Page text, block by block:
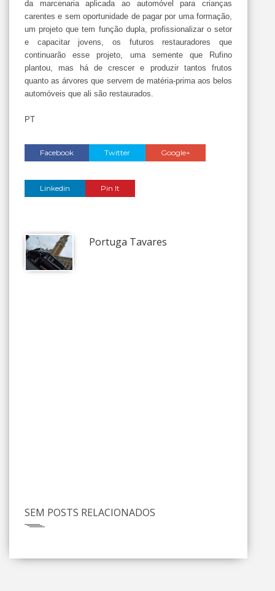
da marcenaria aplicada ao automóvel para crianças
carentes e sem oportunidade de pagar por uma formação,
um projeto que tem função dupla, profissionalizar o setor
e capacitar jovens, os futuros restauradores que
continuarão esse projeto, uma semente que Rufino
plantou, mas há de crescer e produzir tantos frutos
quanto as árvores que servem de matéria-prima aos belos
automóveis que ali são restaurados.
PT
Facebook Twitter Google+
Linkedin Pin It
Portuga Tavares
SEM POSTS RELACIONADOS